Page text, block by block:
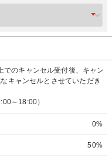
でのキャンセル受付後、キャン
キャンセルとさせていただき
～18:00）
0%
50%